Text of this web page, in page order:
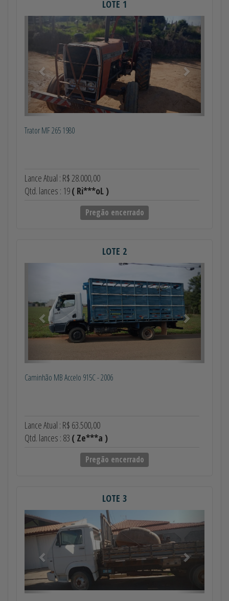
LOTE 1
Anterior Próximo
Trator MF 265 1980
Lance Atual : R$ 28.000,00
Qtd. lances : 19( Ri***oL )
Pregão encerrado
LOTE 2
Próximo
Caminhão MB Accelo 915C - 2006
Lance Atual : R$ 63.500,00
Qtd. lances : 83 ( Ze***a )
Pregão encerrado
LOTE 3
Anterior